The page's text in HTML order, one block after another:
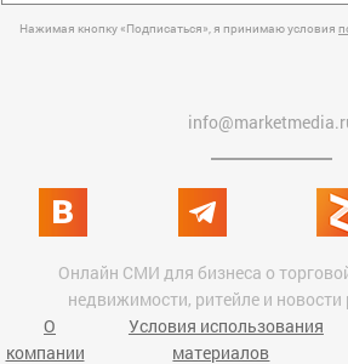
Нажимая кнопку «Подписаться», я принимаю условия
Онлайн СМИ для бизнеса о
недвижимости, ритейле и новости
О
компании
Условия использования
материалов